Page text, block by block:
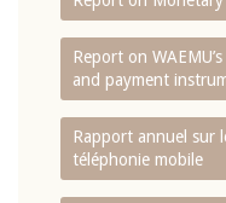
Report on
and payment
Rapport annuel sur
téléphonie mobile